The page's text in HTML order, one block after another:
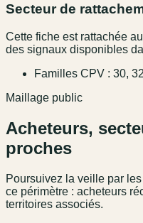
Secteur de
Cette fiche est rattachée
des signaux disponibles
Familles CPV : 30,
Maillage public
Acheteurs,
proches
Poursuivez la veille par
ce périmètre : acheteurs
territoires associés.